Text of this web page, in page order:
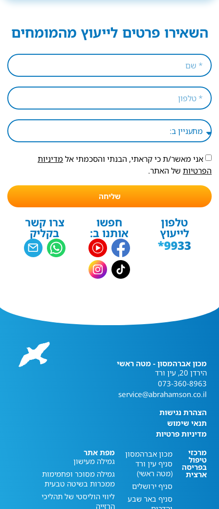
השאירו פרטים לייעוץ מהמומחים
אני מאשר/ת כי קראתי, הבנתי והסכמתי אל מדיניות
הפרטיות של האתר.
שליחה
טלפון
לייעוץ
חפשו
אותנו ב:
צרו קשר
בקליק
מכון אברהמסון - מטה ראשי
הירדן 20, עין ורד
073-360-8963
service@abrahamson.co.il
הצהרת נגישות
תנאי שימוש
מדיניות פרטיות
מרכזי
טיפול
בפריסה
ארצית
מכון אברהמסון
סניף עין ורד
(מטה ראשי)
סניף ירושלים
סניף באר שבע
מפת אתר
גמילה מעישון
גמילה מסוכר ופחמימות
ממכרות בשיטה טבעית
ליווי הוליסטי של תהליכי
הרזייה